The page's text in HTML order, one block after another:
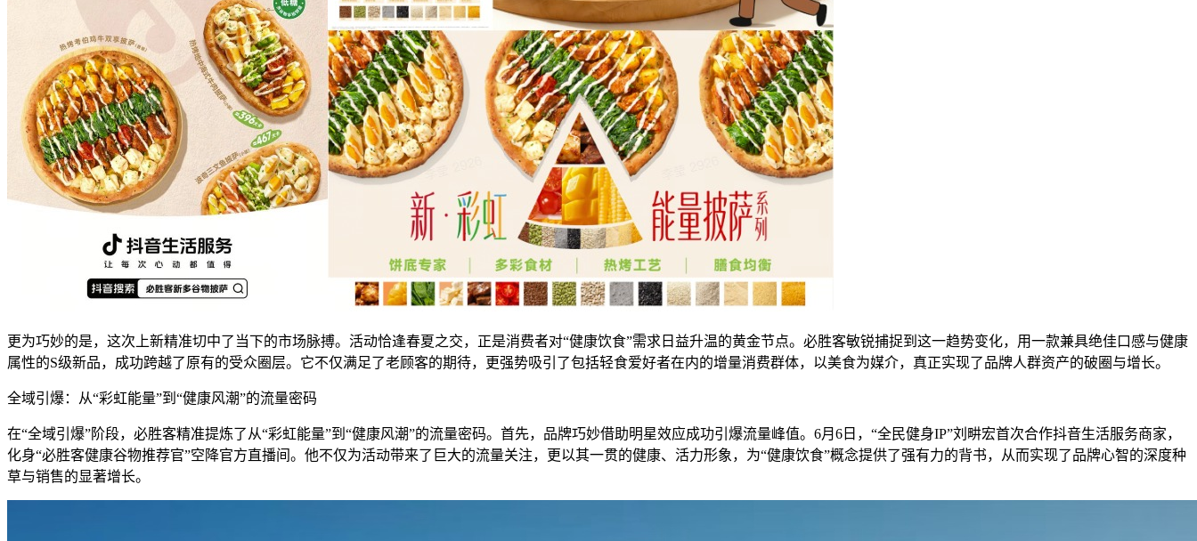
更为巧妙的是，这次上新精准切中了当下的市场脉搏。活动恰逢春夏之交，正是消费者对“健康饮食”需求日益升温的黄金节点。必胜客敏锐捕捉到这一趋势变化，用一款兼具绝佳口感与健康
属性的S级新品，成功跨越了原有的受众圈层。它不仅满足了老顾客的期待，更强势吸引了包括轻食爱好者在内的增量消费群体，以美食为媒介，真正实现了品牌人群资产的破圈与增长。
全域引爆：从“彩虹能量”到“健康风潮”的流量密码
在“全域引爆”阶段，必胜客精准提炼了从“彩虹能量”到“健康风潮”的流量密码。首先，品牌巧妙借助明星效应成功引爆流量峰值。6月6日，“全民健身IP”刘畊宏首次合作抖音生活服务商家，
化身“必胜客健康谷物推荐官”空降官方直播间。他不仅为活动带来了巨大的流量关注，更以其一贯的健康、活力形象，为“健康饮食”概念提供了强有力的背书，从而实现了品牌心智的深度种
草与销售的显著增长。